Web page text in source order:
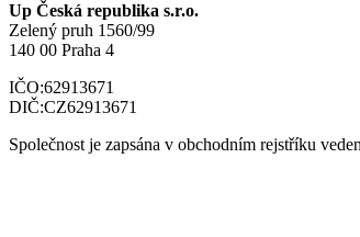
Up Česká republika s.r.o.
Zelený pruh 1560/99
140 00 Praha 4
IČO:62913671
DIČ:CZ62913671
Společnost je zapsána v obchodním rejstříku